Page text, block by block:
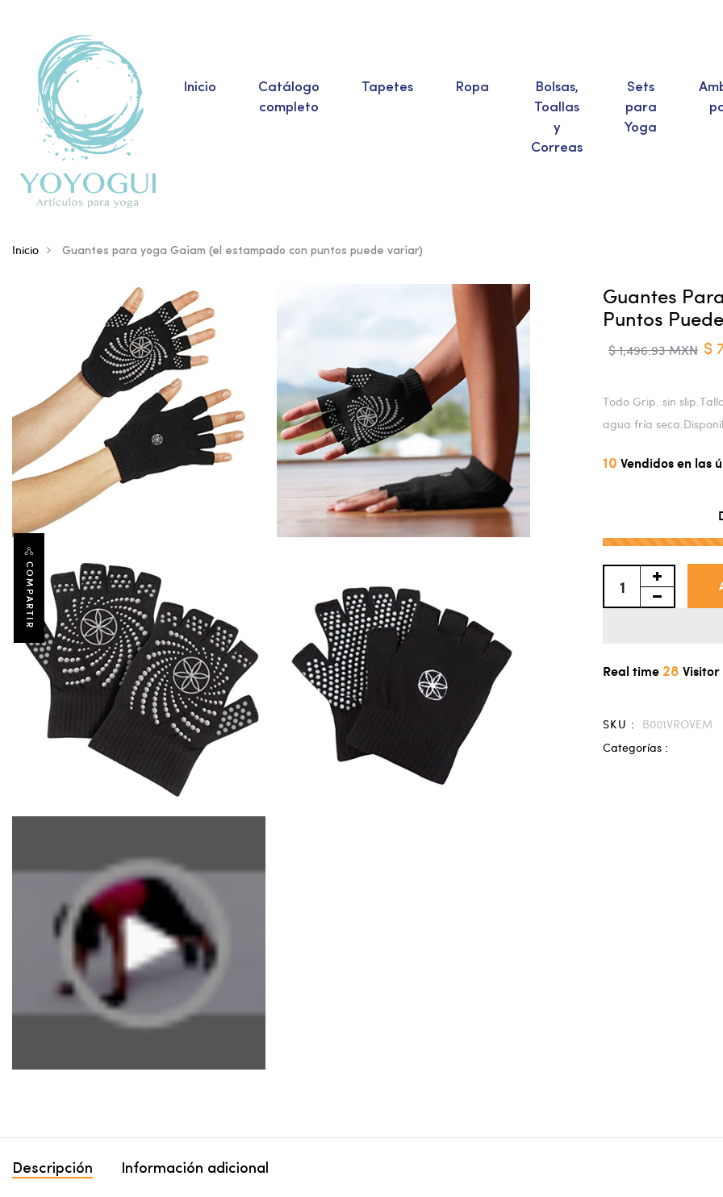
Inicio
Catálogo
completo
Tapetes Ropa
Bolsas,
Toallas
y
Correas
Sets
para
Yoga
COMPARTIR
Inicio Guantes para yoga Gaiam (el estampado con puntos puede variar)
Guantes
Puntos
$ 1,496.93 MXN $
Todo Grip. sin
agua fría
10 Vendidos en las
Real time 28
SKU :
B001VROVEM
Categorías :
Descripción Información adicional